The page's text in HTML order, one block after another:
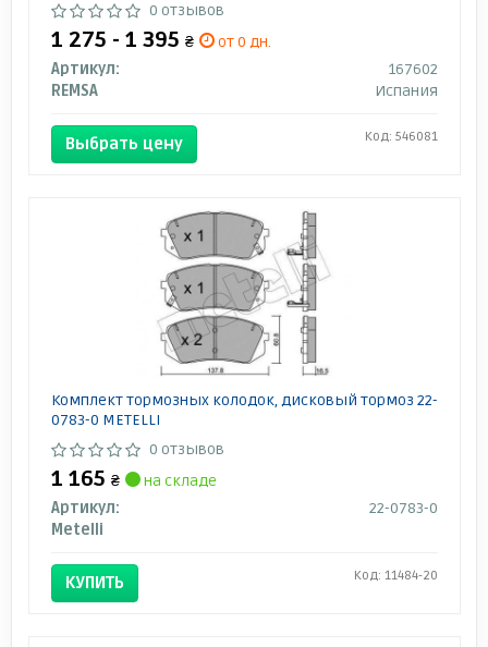
0 отзывов
1 275 - 1 395 ₴
от 0 дн.
Артикул:
167602
REMSA
Испания
Выбрать цену Код: 546081
Комплект тормозных колодок, дисковый тормоз 22-
0783-0 METELLI
0 отзывов
1 165 ₴
на складе
Артикул:
22-0783-0
Metelli
КУПИТЬ Код: 11484-20